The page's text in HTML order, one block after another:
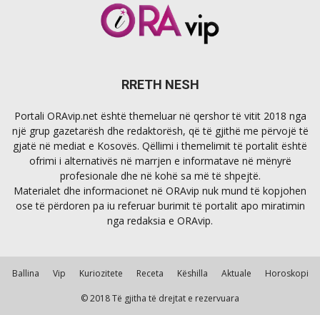
RRETH NESH
Portali ORAvip.net është themeluar në qershor të vitit 2018 nga
një grup gazetarësh dhe redaktorësh, që të gjithë me përvojë të
gjatë në mediat e Kosovës. Qëllimi i themelimit të portalit është
ofrimi i alternativës në marrjen e informatave në mënyrë
profesionale dhe në kohë sa më të shpejtë.
Materialet dhe informacionet në ORAvip nuk mund të kopjohen
ose të përdoren pa iu referuar burimit të portalit apo miratimin
nga redaksia e ORAvip.
Ballina Vip Kuriozitete Receta Këshilla Aktuale Horoskopi
© 2018 Të gjitha të drejtat e rezervuara